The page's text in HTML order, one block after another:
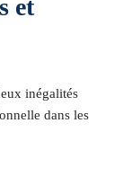
et
inégalités
dans les